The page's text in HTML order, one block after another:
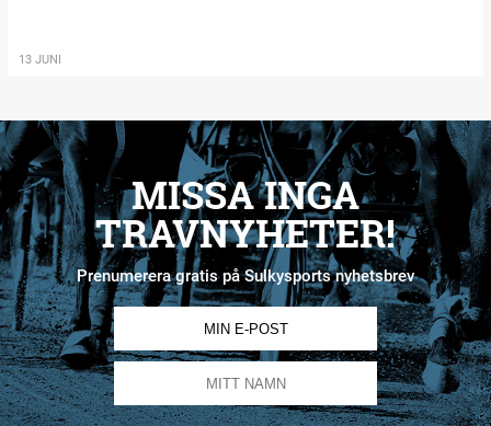
13 JUNI
MISSA INGA
TRAVNYHETER!
Prenumerera gratis på Sulkysports nyhetsbrev